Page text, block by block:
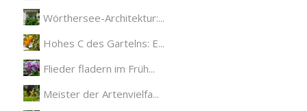
Wörthersee-Architektur:...
Hohes C des Gartelns: E...
Flieder fladern im Früh...
Meister der Artenvielfa...